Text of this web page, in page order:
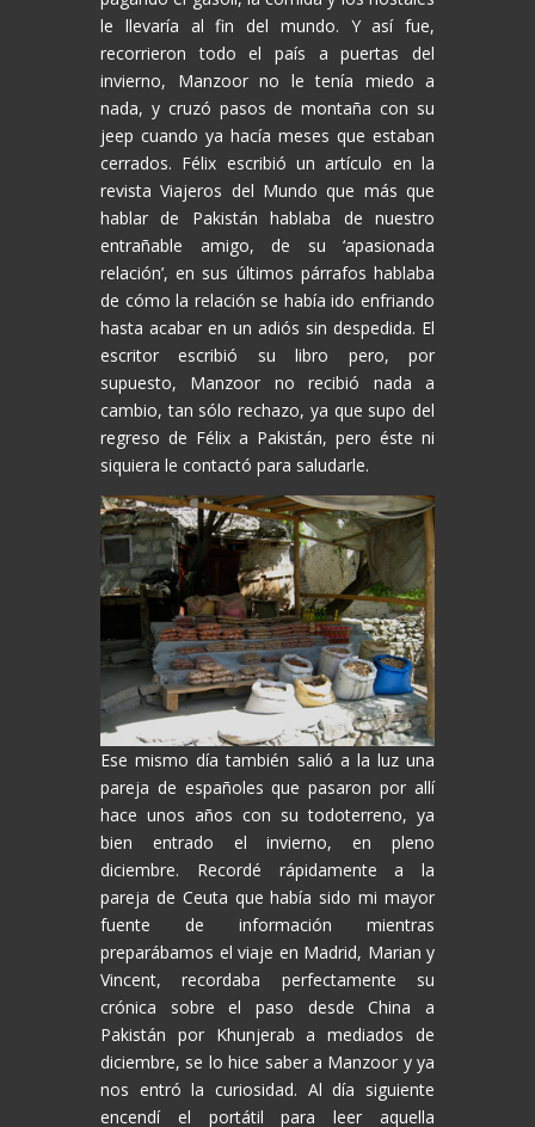
le llevaría al fin del mundo. Y así fue,
recorrieron todo el país a puertas del
invierno, Manzoor no le tenía miedo a
nada, y cruzó pasos de montaña con su
jeep cuando ya hacía meses que estaban
cerrados. Félix escribió un artículo en la
revista Viajeros del Mundo que más que
hablar de Pakistán hablaba de nuestro
entrañable amigo, de su ‘apasionada
relación’, en sus últimos párrafos hablaba
de cómo la relación se había ido enfriando
hasta acabar en un adiós sin despedida. El
escritor escribió su libro pero, por
supuesto, Manzoor no recibió nada a
cambio, tan sólo rechazo, ya que supo del
regreso de Félix a Pakistán, pero éste ni
siquiera le contactó para saludarle.
Ese mismo día también salió a la luz una
pareja de españoles que pasaron por allí
hace unos años con su todoterreno, ya
bien entrado el invierno, en pleno
diciembre. Recordé rápidamente a la
pareja de Ceuta que había sido mi mayor
fuente de información mientras
preparábamos el viaje en Madrid, Marian y
Vincent, recordaba perfectamente su
crónica sobre el paso desde China a
Pakistán por Khunjerab a mediados de
diciembre, se lo hice saber a Manzoor y ya
nos entró la curiosidad. Al día siguiente
encendí el portátil para leer aquella